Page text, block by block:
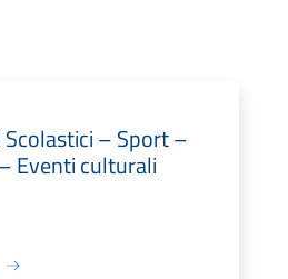
– Sport –
Eventi culturali